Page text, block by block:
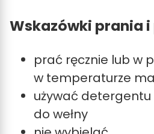
Wskazówki prania
prać ręcznie lub w
w temperaturze
używać
do wełny